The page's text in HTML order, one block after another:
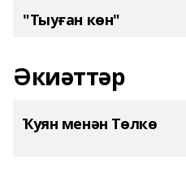
"Тыуған көн"
Әкиәттәр
Ҡуян менән Төлкө